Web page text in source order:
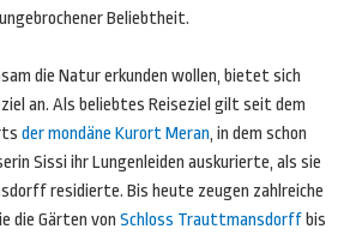
Beliebtheit.
die Natur erkunden wollen, bietet sich
an. Als beliebtes Reiseziel gilt seit dem
der mondäne Kurort Meran, in dem schon
Sissi ihr Lungenleiden auskurierte, als sie
residierte. Bis heute zeugen zahlreiche
die Gärten von Schloss Trauttmansdorffbis